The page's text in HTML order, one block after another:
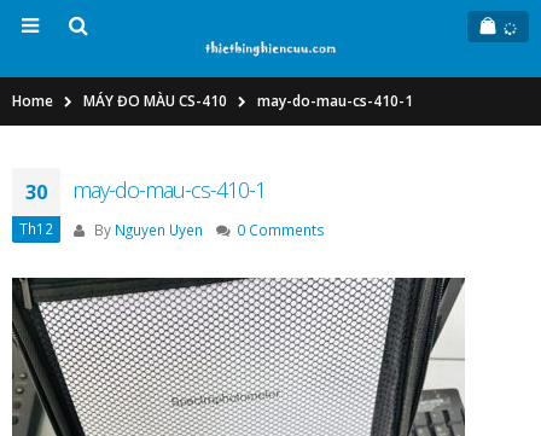
Home MÁY ĐO MÀU CS-410 may-do-mau-cs-410-1
30
Th12
may-do-mau-cs-410-1
By Nguyen Uyen 0 Comments